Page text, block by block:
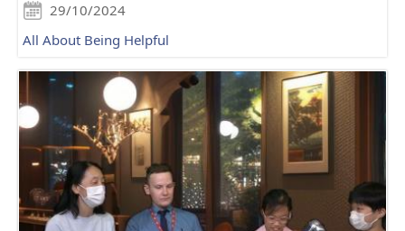
29/10/2024
All About Being Helpful